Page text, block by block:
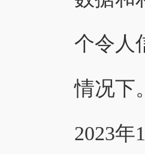
个令人
情况下
2023